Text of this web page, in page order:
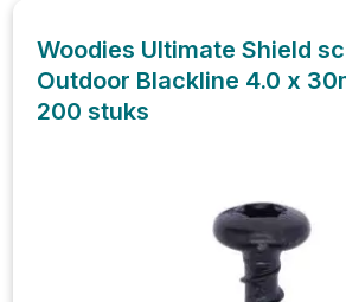
Woodies Ultimate Shield
Outdoor Blackline 4.0 x
200 stuks